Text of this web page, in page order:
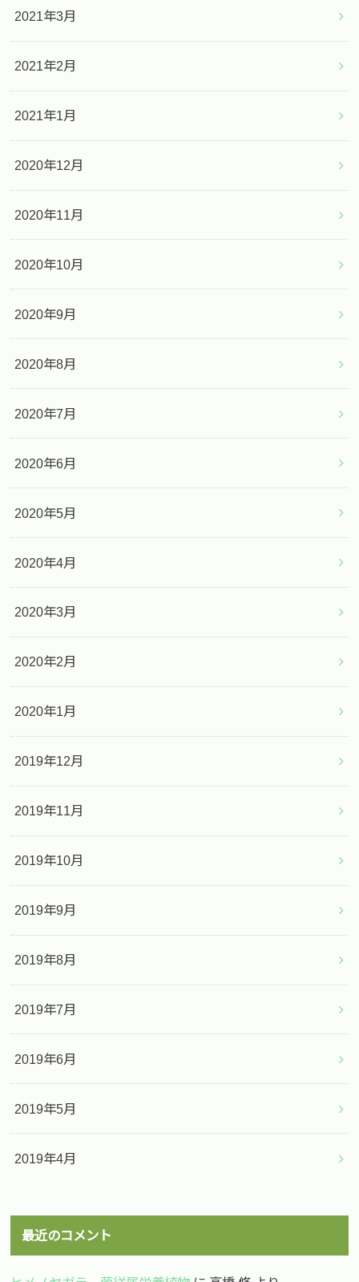
2021年3月
2021年2月
2021年1月
2020年12月
2020年11月
2020年10月
2020年9月
2020年8月
2020年7月
2020年6月
2020年5月
2020年4月
2020年3月
2020年2月
2020年1月
2019年12月
2019年11月
2019年10月
2019年9月
2019年8月
2019年7月
2019年6月
2019年5月
2019年4月
最近のコメント